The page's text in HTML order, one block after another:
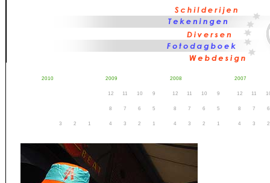
2010
3 2 1
2009
12 11 10 9
8 7 6 5
4 3 2 1
2008
12 11 10 9
8 7 6 5
4 3 2 1
2007
12 11
8 7 6
4 3 2